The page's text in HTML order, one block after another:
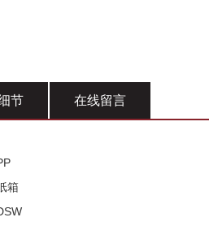
节 在线留言
箱